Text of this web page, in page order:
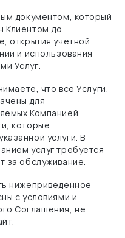
документом, который
Клиентом до
открытия учетной
и использования
Услуг.
что все Услуги,
для
Компанией.
которые
услуги.В
услуг требуется
за обслуживание.
нижеприведенное
с условиями и
Соглашения, не